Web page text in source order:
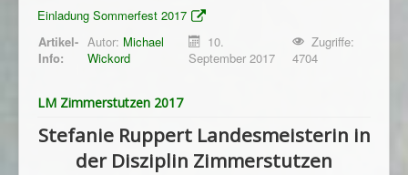
Einladung Sommerfest 2017
Artikel-
Info:
Autor: Michael
Wickord
10.
September 2017
Zugriffe:
4704
LM Zimmerstutzen 2017
Stefanie Ruppert Landesmeisterin in
der Disziplin Zimmerstutzen